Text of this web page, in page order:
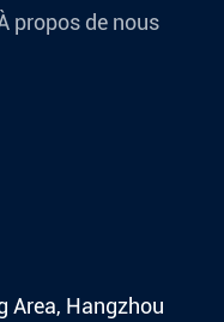
propos de nous
Area, Hangzhou